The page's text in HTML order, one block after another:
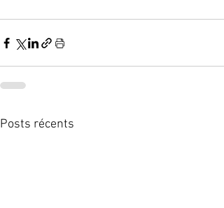
Posts récents